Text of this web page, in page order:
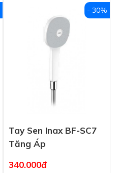
Tay Sen Inax BF-SC7
Tăng Áp
340.000đ
- 30%